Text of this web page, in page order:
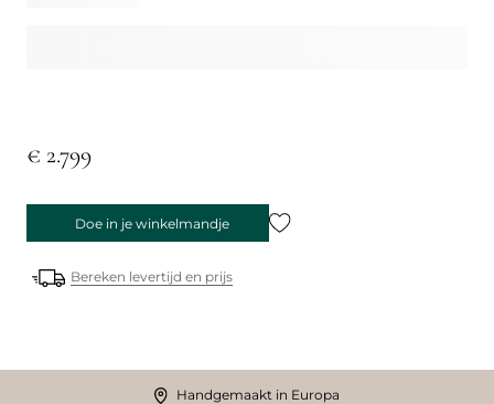
€ 2.799
Doe in je winkelmandje
Bereken levertijd en prijs
Handgemaakt in Europa